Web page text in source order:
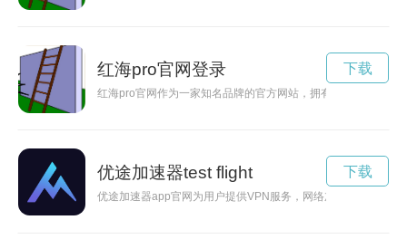
红海pro官网登录
红海pro官网作为一家知名品牌的官方网站，拥有丰富多彩的产
下载
优途加速器test flight
优途加速器app官网为用户提供VPN服务，网络加速，帮助用
下载